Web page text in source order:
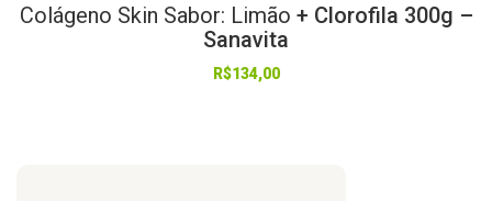
Colágeno Skin Sabor: Limão + Clorofila 300g –
Sanavita
R$134,00